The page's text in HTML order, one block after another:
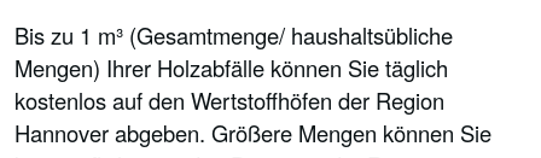
Bis zu 1 m³ (Gesamtmenge/ haushaltsübliche
Mengen) Ihrer Holzabfälle können Sie täglich
kostenlos auf den Wertstoffhöfen der Region
Hannover abgeben. Größere Mengen können Sie